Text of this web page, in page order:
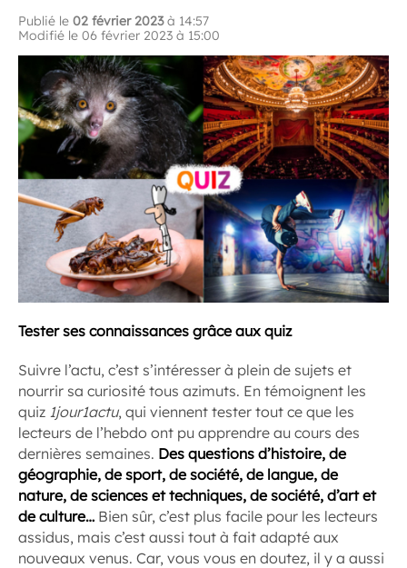
Publié le 02 février 2023à 14:57
Modifié le 06 février 2023 à 15:00
Tester ses connaissances grâce aux quiz
Suivre l’actu, c’est s’intéresser à plein de sujets et
nourrir sa curiosité tous azimuts. En témoignent les
quiz 1jour1actu, qui viennent tester tout ce que les
lecteurs de l’hebdo ont pu apprendre au cours des
dernières semaines. Des questions d’histoire, de
géographie, de sport, de société, de langue, de
nature, de sciences et techniques, de société, d’art et
de culture… Bien sûr, c’est plus facile pour les lecteurs
assidus, mais c’est aussi tout à fait adapté aux
nouveaux venus. Car, vous vous en doutez, il y a aussi